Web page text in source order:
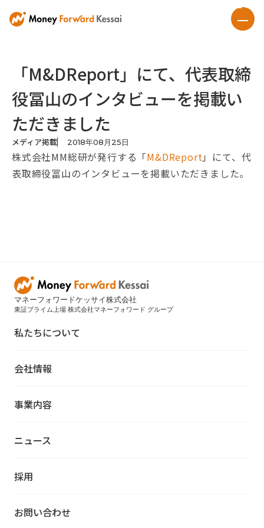
「M&DReport」にて、代表取締
役冨山のインタビューを掲載い
ただきました
メディア掲載 2018年08 月 25日
株式会社MM総研が発行する「M&DReport」にて、代
表取締役冨山のインタビューを掲載いただきました。
マネーフォワードケッサイ株式会社
東証プライム上場 株式会社マネーフォワード グループ
私たちについて
会社情報
事業内容
ニュース
採用
お問い合わせ